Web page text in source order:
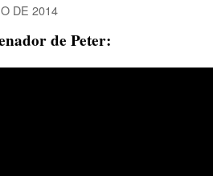
DE 2014
de Peter: